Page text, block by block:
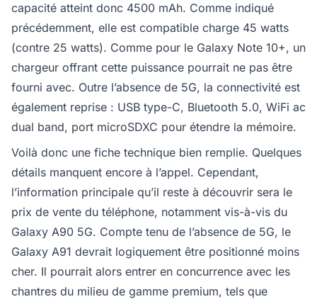
capacité atteint donc 4500 mAh. Comme indiqué
précédemment, elle est compatible charge 45 watts
(contre 25 watts). Comme pour le Galaxy Note 10+, un
chargeur offrant cette puissance pourrait ne pas être
fourni avec. Outre l’absence de 5G, la connectivité est
également reprise : USB type-C, Bluetooth 5.0, WiFi ac
dual band, port microSDXC pour étendre la mémoire.
Voilà donc une fiche technique bien remplie. Quelques
détails manquent encore à l’appel. Cependant,
l’information principale qu’il reste à découvrir sera le
prix de vente du téléphone, notamment vis-à-vis du
Galaxy A90 5G. Compte tenu de l’absence de 5G, le
Galaxy A91 devrait logiquement être positionné moins
cher. Il pourrait alors entrer en concurrence avec les
chantres du milieu de gamme premium, tels que